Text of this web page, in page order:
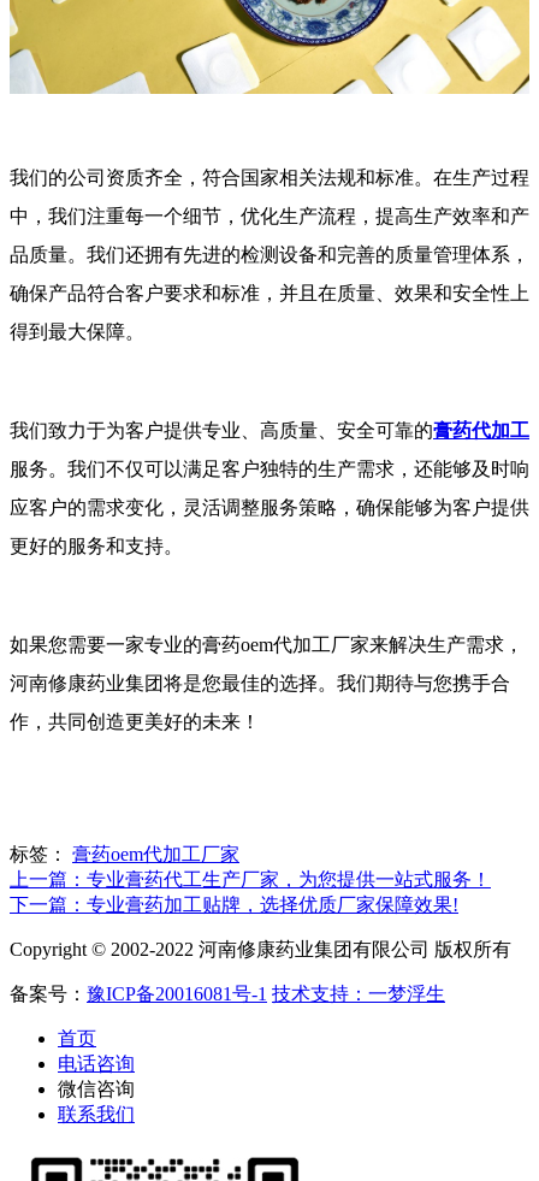
我们的公司资质齐全，符合国家相关法规和标准。在生产过程
中，我们注重每一个细节，优化生产流程，提高生产效率和产
品质量。我们还拥有先进的检测设备和完善的质量管理体系，
确保产品符合客户要求和标准，并且在质量、效果和安全性上
得到最大保障。
我们致力于为客户提供专业、高质量、安全可靠的膏药代加工
服务。我们不仅可以满足客户独特的生产需求，还能够及时响
应客户的需求变化，灵活调整服务策略，确保能够为客户提供
更好的服务和支持。
如果您需要一家专业的膏药oem代加工厂家来解决生产需求，
河南修康药业集团将是您最佳的选择。我们期待与您携手合
作，共同创造更美好的未来！
标签：
膏药oem代加工厂家
上一篇：专业膏药代工生产厂家，为您提供一站式服务！
下一篇：专业膏药加工贴牌，选择优质厂家保障效果!
Copyright © 2002-2022 河南修康药业集团有限公司 版权所有
备案号： 豫ICP备20016081号-1 技术支持：一梦浮生
首页
电话咨询
微信咨询
联系我们